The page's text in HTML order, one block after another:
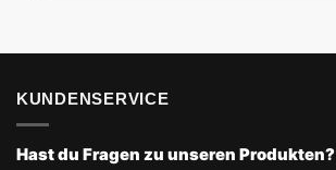
KUNDENSERVICE
Hast du Fragen zu unseren Produkten?